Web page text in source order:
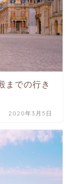
までの行き
2020年3月5日